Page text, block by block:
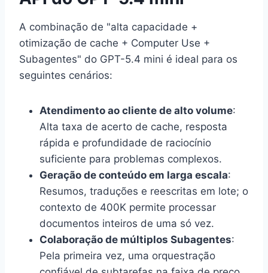
A combinação de "alta capacidade +
otimização de cache + Computer Use +
Subagentes" do GPT-5.4 mini é ideal para os
seguintes cenários:
Atendimento ao cliente de alto volume:
Alta taxa de acerto de cache, resposta
rápida e profundidade de raciocínio
suficiente para problemas complexos.
Geração de conteúdo em larga escala:
Resumos, traduções e reescritas em lote; o
contexto de 400K permite processar
documentos inteiros de uma só vez.
Colaboração de múltiplos Subagentes:
Pela primeira vez, uma orquestração